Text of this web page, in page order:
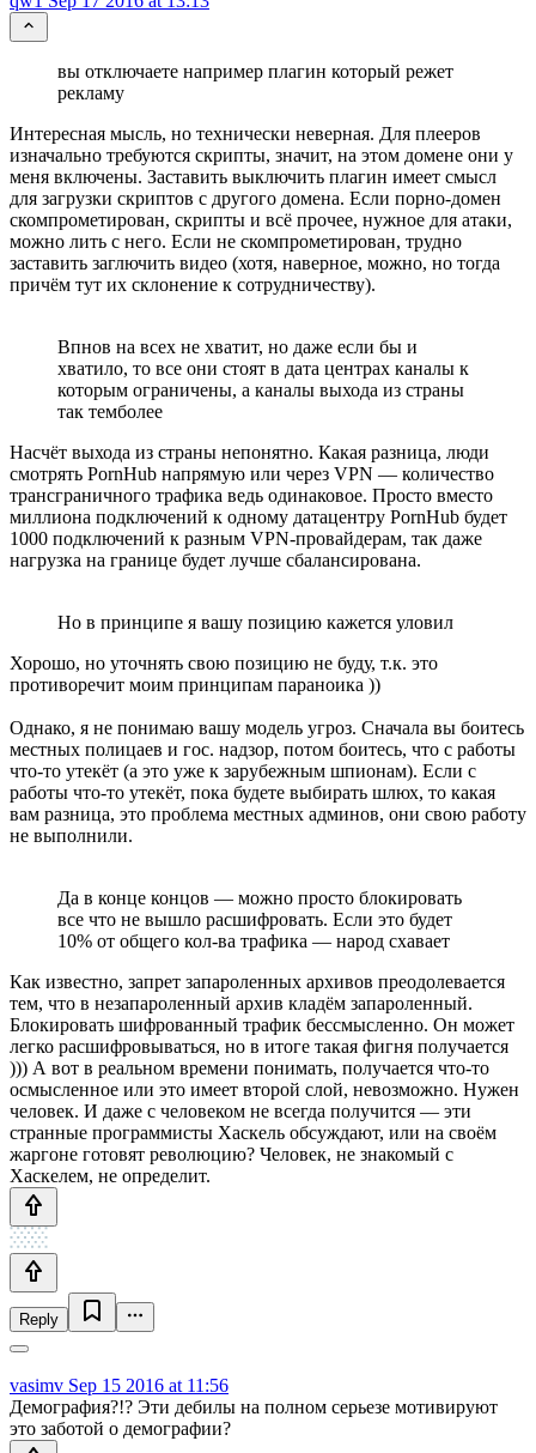
вы отключаете например плагин который режет
рекламу
Интересная мысль, но технически неверная. Для плееров
изначально требуются скрипты, значит, на этом домене они у
меня включены. Заставить выключить плагин имеет смысл
для загрузки скриптов с другого домена. Если порно-домен
скомпрометирован, скрипты и всё прочее, нужное для атаки,
можно лить с него. Если не скомпрометирован, трудно
заставить заглючить видео (хотя, наверное, можно, но тогда
причём тут их склонение к сотрудничеству).
Впнов на всех не хватит, но даже если бы и
хватило, то все они стоят в дата центрах каналы к
которым ограничены, а каналы выхода из страны
так темболее
Насчёт выхода из страны непонятно. Какая разница, люди
смотрять PornHub напрямую или через VPN — количество
трансграничного трафика ведь одинаковое. Просто вместо
миллиона подключений к одному датацентру PornHub будет
1000 подключений к разным VPN-провайдерам, так даже
нагрузка на границе будет лучше сбалансирована.
Но в принципе я вашу позицию кажется уловил
Хорошо, но уточнять свою позицию не буду, т.к. это
противоречит моим принципам параноика ))
Однако, я не понимаю вашу модель угроз. Сначала вы боитесь
местных полицаев и гос. надзор, потом боитесь, что с работы
что-то утекёт (а это уже к зарубежным шпионам). Если с
работы что-то утекёт, пока будете выбирать шлюх, то какая
вам разница, это проблема местных админов, они свою работу
не выполнили.
Да в конце концов — можно просто блокировать
все что не вышло расшифровать. Если это будет
10% от общего кол-ва трафика — народ схавает
Как известно, запрет запароленных архивов преодолевается
тем, что в незапароленный архив кладём запароленный.
Блокировать шифрованный трафик бессмысленно. Он может
легко расшифровываться, но в итоге такая фигня получается
))) А вот в реальном времени понимать, получается что-то
осмысленное или это имеет второй слой, невозможно. Нужен
человек. И даже с человеком не всегда получится — эти
странные программисты Хаскель обсуждают, или на своём
жаргоне готовят революцию? Человек, не знакомый с
Хаскелем, не определит.
Reply
vasimv Sep 15 2016 at 11:56
Демография?!? Эти дебилы на полном серьезе мотивируют
это заботой о демографии?